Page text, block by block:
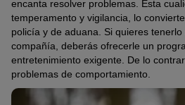
encanta resolver problemas. Esta
temperamento y vigilancia, lo
policía y de aduana. Si quieres
compañía, deberás ofrecerle un
entretenimiento exigente. De lo
problemas de comportamiento.